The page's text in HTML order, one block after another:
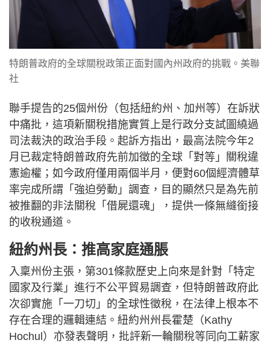
特朗普政府的全球關稅政策正面對國內州政府的挑戰。美聯
社
聯手提告的25個州份（包括紐約州、加州等）在訴狀
中痛批，這項新關稅措施實質上是行政分支試圖繞過
司法裁決的政治手段。起訴方指出，最高法院今年2
月已裁定特朗普政府先前加徵的全球「對等」關稅違
憲逾權；如今政府僅用兩個半月，便對60個經濟體草
率完成所謂「強迫勞動」調查，目的顯然只是為先前
被推翻的非法關稅「借屍還魂」，提供一條無縫銜接
的收稅通道。
紐約州長：推高家庭通脹
入稟州份主張，第301條款歷史上向來是針對「特定
國家及行業」進行不公平貿易調查，但特朗普政府此
次卻實施「一刀切」的全球性徵稅，在法律上根本不
存在合理的邏輯連結。紐約州州長霍楚（Kathy
Hochul）亦發表聲明，批評新一輪關稅等同向工薪家